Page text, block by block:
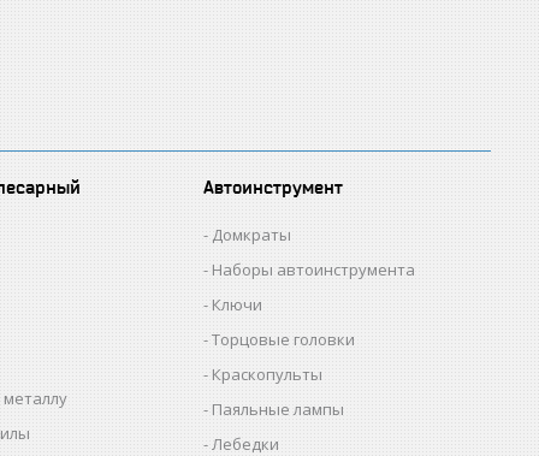
Автоинструмент
Домкраты
Наборы автоинструмента
Ключи
Торцовые головки
Краскопульты
Паяльные лампы
Лебедки